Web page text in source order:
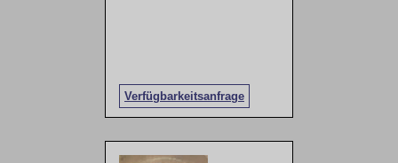
Verfügbarkeitsanfrage